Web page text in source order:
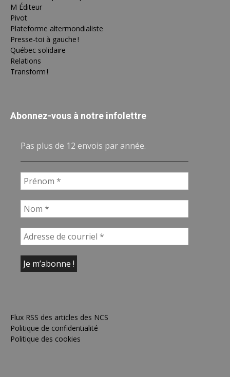
M Éditeur
Pivot
Plateforme altermondialiste
Presse-toi à gauche !
Québec solidaire
Relations
Transform !
Abonnez-vous à notre infolettre
Pas plus de 12 envois par année.
Flux RSS des articles des NCS
Politique de confidentialité
Politique des cookies